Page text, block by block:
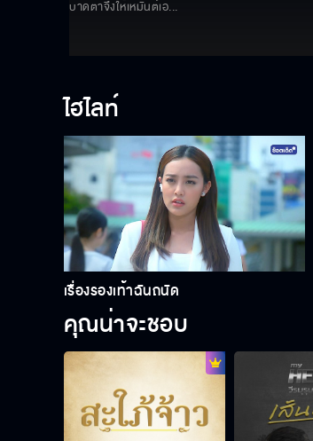
บาดตาจึงให้เหมันต์เอ...
ไฮไลท์
เรื่องรองเท้าฉันถนัด
คุณน่าจะชอบ